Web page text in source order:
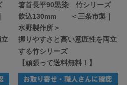
箸首長平90黒染 竹シリーズ
飲込130mm ＜三条市製｜
水野製作所＞
握りやすさと高い意匠性を両立
する竹シリーズ
【頑張って送料無料！】